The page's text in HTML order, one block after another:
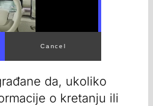
da, ukoliko
o kretanju ili